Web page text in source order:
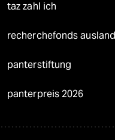
taz zahl ich
recherchefonds ausland
panterstiftung
panterpreis 2026